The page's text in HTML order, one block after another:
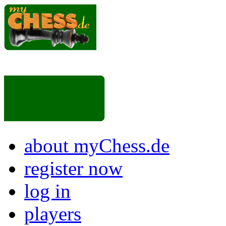
about myChess.de
register now
log in
players